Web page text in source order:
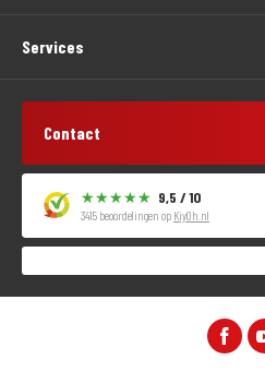
Services
Contact
9,5 / 10
3415 beoordelingen op KiyOh.nl